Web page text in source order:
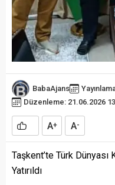
BabaAjans
Düzenleme: 21.06.2026
A+ A-
Taşkent’te Türk
Yatırıldı